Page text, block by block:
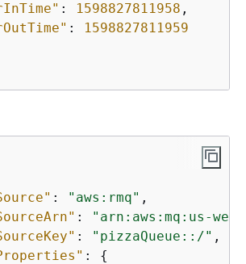
: 1598827811958 ,
:
1598827811959
: "aws:rmq" ,
:
"arn:aws:mq:us-
: "pizzaQueue::/" ,
: {